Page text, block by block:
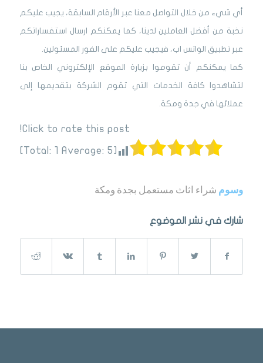
أي شيء من خلال التواصل معنا عبر الأرقام السابقة، يجيب عليكم
نخبة من أفضل العاملين لدينا، كما يمكنكم ارسال استفساراتكم
عبر تطبيق الواتس اب، فيجيب عليكم على الفور المسئولين.
كما يمكنكم أن تقوموا بزيارة الموقع الإلكتروني الخاص بنا
لتشاهدوا كافة الخدمات التي تقوم الشركة بتقديمها إلى
عملائها في جدة ومكة.
Click to rate this post!
[Total:
1 Average: 5
]
وسوم شراء اثاث مستعمل بجدة ومكة
شارك في نشر الموضوع